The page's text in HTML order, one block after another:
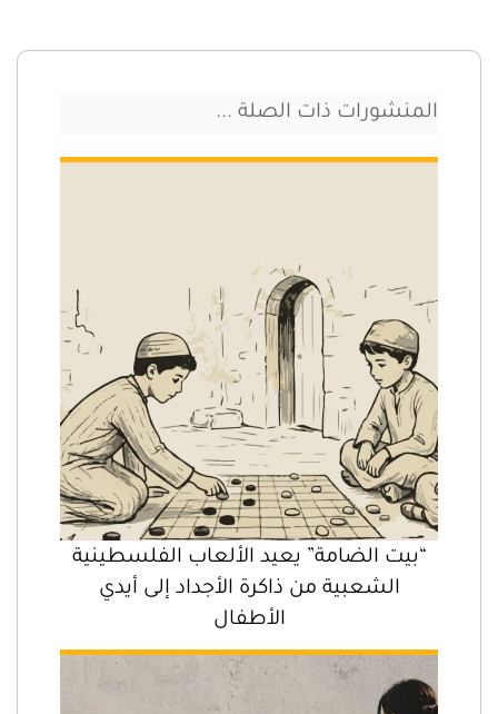
المنشورات ذات الصلة ...
“بيت الضامة” يعيد الألعاب الفلسطينية
الشعبية من ذاكرة الأجداد إلى أيدي
الأطفال